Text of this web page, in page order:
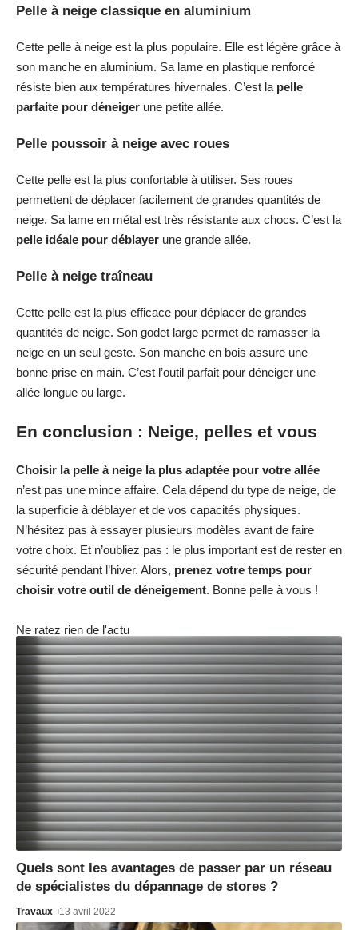
Pelle à neige classique en aluminium
Cette pelle à neige est la plus populaire. Elle est légère grâce à
son manche en aluminium. Sa lame en plastique renforcé
résiste bien aux températures hivernales. C’est la pelle
parfaite pour déneiger une petite allée.
Pelle poussoir à neige avec roues
Cette pelle est la plus confortable à utiliser. Ses roues
permettent de déplacer facilement de grandes quantités de
neige. Sa lame en métal est très résistante aux chocs. C’est la
pelle idéale pour déblayer une grande allée.
Pelle à neige traîneau
Cette pelle est la plus efficace pour déplacer de grandes
quantités de neige. Son godet large permet de ramasser la
neige en un seul geste. Son manche en bois assure une
bonne prise en main. C’est l’outil parfait pour déneiger une
allée longue ou large.
En conclusion : Neige, pelles et vous
Choisir la pelle à neige la plus adaptée pour votre allée
n’est pas une mince affaire. Cela dépend du type de neige, de
la superficie à déblayer et de vos capacités physiques.
N’hésitez pas à essayer plusieurs modèles avant de faire
votre choix. Et n’oubliez pas : le plus important est de rester en
sécurité pendant l’hiver. Alors, prenez votre temps pour
choisir votre outil de déneigement. Bonne pelle à vous !
Ne ratez rien de l'actu
Quels sont les avantages de passer par un réseau
de spécialistes du dépannage de stores ?
Travaux 13 avril 2022